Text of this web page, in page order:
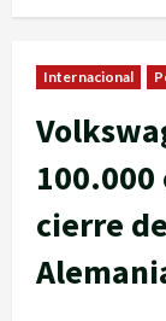
Internacional
cierre